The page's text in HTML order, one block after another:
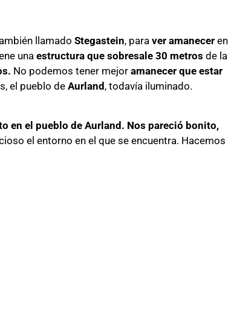
llamado Stegastein, para ver amaneceren
una estructura que sobresale 30 metros de la
No podemos tener mejor amanecer que estar
el pueblo de Aurland , todavía iluminado.
en el pueblo de Aurland. Nos pareció bonito,
el entorno en el que se encuentra. Hacemos